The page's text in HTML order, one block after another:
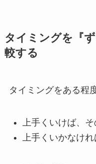
タイミングを『
較する
タイミングをある程
上手くいけば、
上手くいかなけ